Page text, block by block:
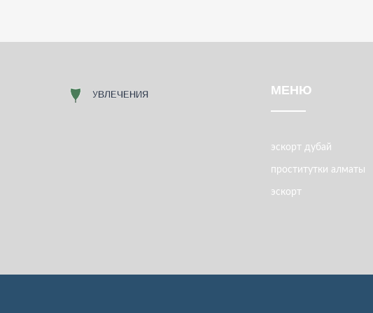
МЕНЮ
эскорт дубай
проститутки алматы
эскорт